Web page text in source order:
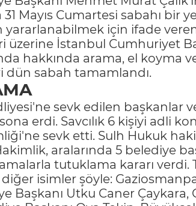
Mayıs Cumartesi sabahı bir
için ifade
üzerine İstanbul Cumhuriyet
hakkında arama, el koyma
sabah tamamlandı.
sevk edilen başkanlar
erdi. Savcılık 6 kişiyi adli
sevk etti. Sulh Hukuk
aralarında 5 belediye
tutuklama kararı
diğer isimler şöyle:
Başkanı Utku Caner Çaykara,